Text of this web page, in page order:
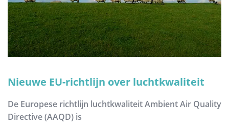
Nieuwe EU-richtlijn over luchtkwaliteit
De Europese richtlijn luchtkwaliteit Ambient Air Quality
Directive (AAQD) is